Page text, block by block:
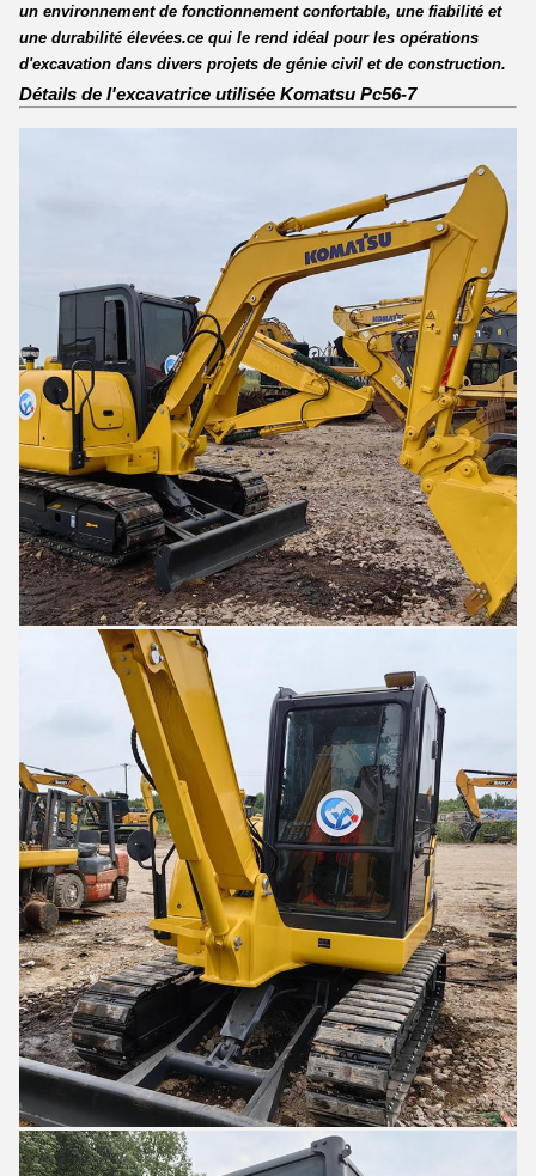
un environnement de fonctionnement confortable, une fiabilité et
une durabilité élevées.ce qui le rend idéal pour les opérations
d'excavation dans divers projets de génie civil et de construction.
Détails de l'excavatrice utilisée Komatsu Pc56-7